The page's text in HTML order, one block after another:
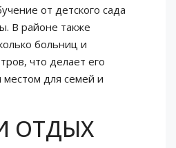
от детского сада
В районе также
больниц и
что делает его
для семей и
ОТДЫХ